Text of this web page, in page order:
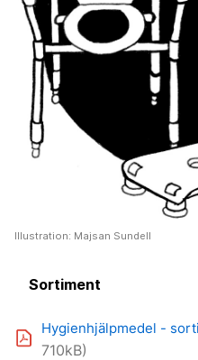
Illustration: Majsan Sundell
Sortiment
Hygienhjälpmedel -
710kB)